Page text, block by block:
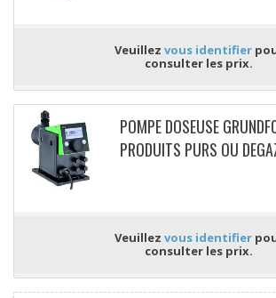
Veuillez vous identifier
consulter les prix.
POMPE DOSEUSE
PRODUITS PURS OU
sans compteur et sans
Veuillez vous identifier
consulter les prix.